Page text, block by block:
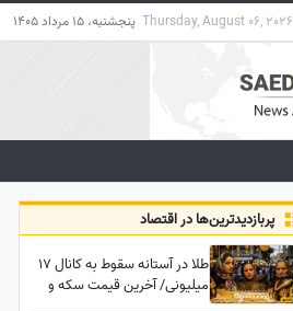
Thursday, August 06, 2026 پنجشنبه، 15 مرداد 1405
پربازدید‌ترین‌ها در اقتصاد
طلا در آستانه سقوط به کانال 17
میلیونی/ آخرین قیمت سکه و